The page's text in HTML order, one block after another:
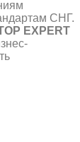
СНГ.
EXPERT